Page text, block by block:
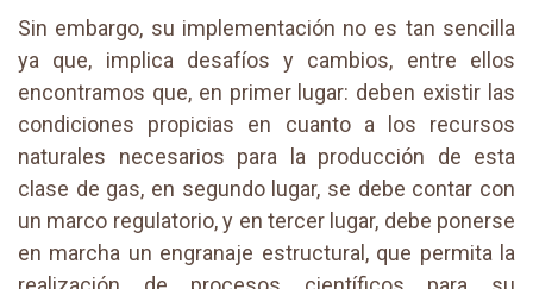
Sin embargo, su implementación no es tan sencilla
ya que, implica desafíos y cambios, entre ellos
encontramos que, en primer lugar: deben existir las
condiciones propicias en cuanto a los recursos
naturales necesarios para la producción de esta
clase de gas, en segundo lugar, se debe contar con
un marco regulatorio, y en tercer lugar, debe ponerse
en marcha un engranaje estructural, que permita la